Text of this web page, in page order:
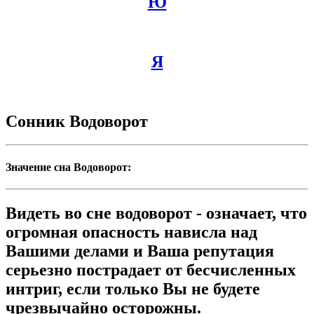
Я
Сонник Водоворот
Значение сна Водоворот:
Видеть во сне водоворот - означает, что
огромная опасность нависла над
Вашими делами и Ваша репутация
серьезно пострадает от бесчисленных
интриг, если только Вы не будете
чрезвычайно осторожны.